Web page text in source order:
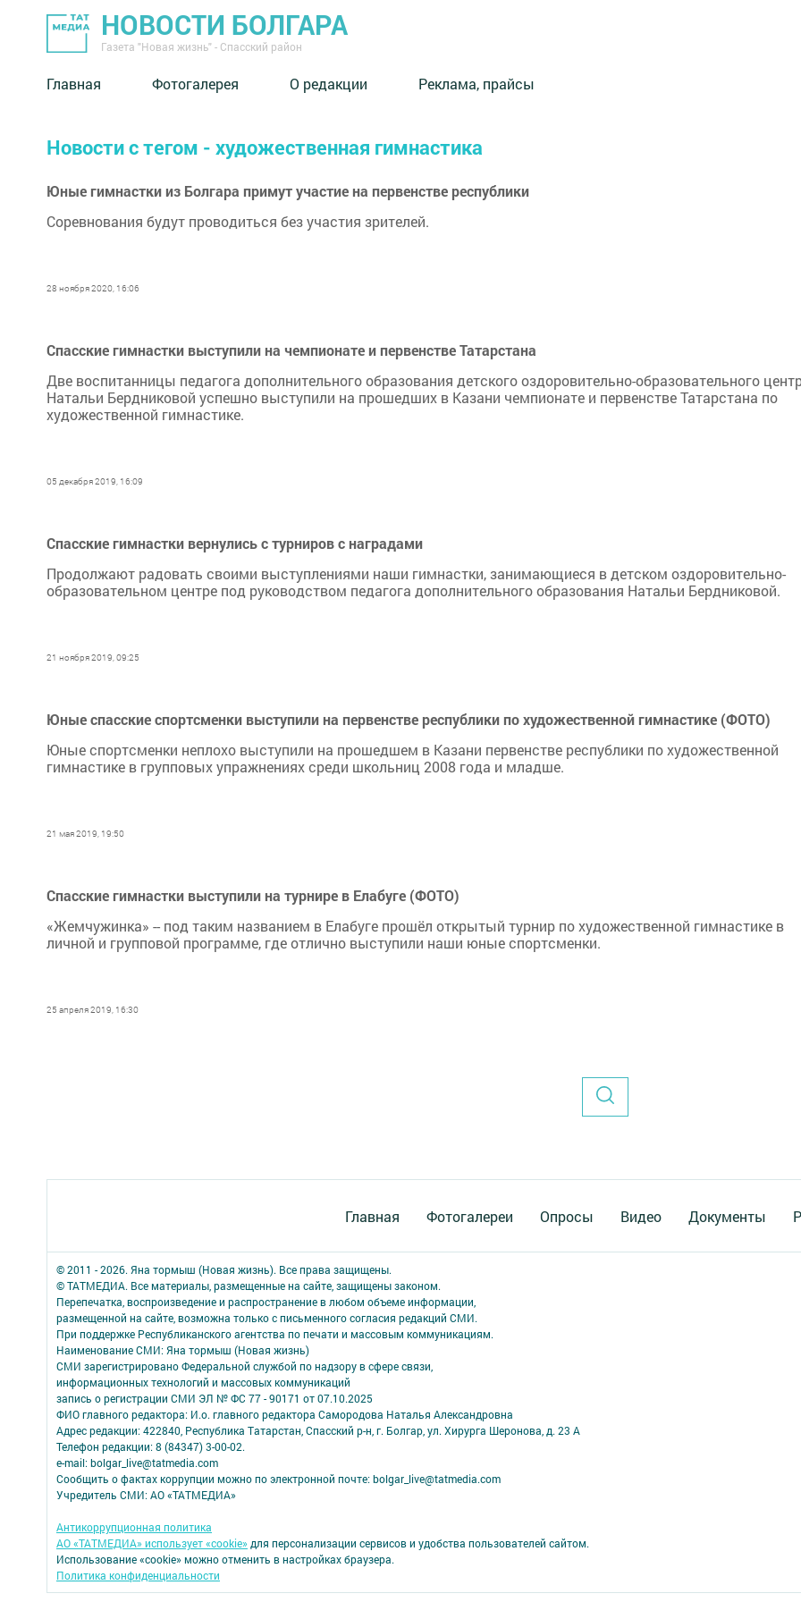
НОВОСТИ БОЛГАРА
Газета "Новая жизнь" - Спасский район
Главная Фотогалерея О редакции Реклама, прайсы
Новости с тегом - художественная гимнастика
Юные гимнастки из Болгара примут участие на первенстве республики
Соревнования будут проводиться без участия зрителей.
28 ноября 2020, 16:06
Спасские гимнастки выступили на чемпионате и первенстве Татарстана
Две воспитанницы педагога дополнительного образования детского оздоровительно-образовательного
Натальи Бердниковой успешно выступили на прошедших в Казани чемпионате и первенстве Татарстана по
художественной гимнастике.
05 декабря 2019, 16:09
Спасские гимнастки вернулись с турниров с наградами
Продолжают радовать своими выступлениями наши гимнастки, занимающиеся в детском оздоровительно-
образовательном центре под руководством педагога дополнительного образования Натальи Бердниковой.
21 ноября 2019, 09:25
Юные спасские спортсменки выступили на первенстве республики по художественной гимнастике (ФОТО)
Юные спортсменки неплохо выступили на прошедшем в Казани первенстве республики по художественной
гимнастике в групповых упражнениях среди школьниц 2008 года и младше.
21 мая 2019, 19:50
Спасские гимнастки выступили на турнире в Елабуге (ФОТО)
​​​​​​​«Жемчужинка» -- под таким названием в Елабуге прошёл открытый турнир по художественной гимнастике в
личной и групповой программе, где отлично выступили наши юные спортсменки.
25 апреля 2019, 16:30
Главная Фотогалереи Опросы Видео Документы
© 2011 - 2026. Яна тормыш (Новая жизнь). Все права защищены.
© ТАТМЕДИА. Все материалы, размещенные на сайте, защищены законом.
Перепечатка, воспроизведение и распространение в любом объеме информации,
размещенной на сайте, возможна только с письменного согласия редакций СМИ.
При поддержке Республиканского агентства по печати и массовым коммуникациям.
Наименование СМИ: Яна тормыш (Новая жизнь)
СМИ зарегистрировано Федеральной службой по надзору в сфере связи,
информационных технологий и массовых коммуникаций
запись о регистрации СМИ ЭЛ № ФС 77 - 90171 от 07.10.2025
ФИО главного редактора: И.о. главного редактора Самородова Наталья Александровна
Адрес редакции: 422840, Республика Татарстан, Спасский р-н, г. Болгар, ул. Хирурга Шеронова, д. 23 А
Телефон редакции: 8 (84347) 3-00-02.
e-mail: bolgar_live@tatmedia.com
Сообщить о фактах коррупции можно по электронной почте: bolgar_live@tatmedia.com
Учредитель СМИ: АО «ТАТМЕДИА»
Антикоррупционная политика
АО «ТАТМЕДИА» использует «cookie» для персонализации сервисов и удобства пользователей сайтом.
Использование «cookie» можно отменить в настройках браузера.
Политика конфиденциальности